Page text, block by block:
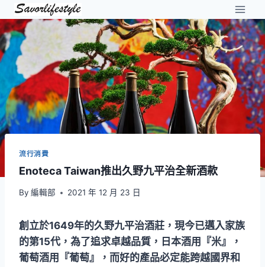
Skip
to
content
流行消費
Enoteca Taiwan推出久野九平治全新酒款
By 編輯部 2021 年 12 月 23 日
創立於1649年的久野九平治酒莊，現今已邁入家族
的第15代，為了追求卓越品質，日本酒用『米』，
葡萄酒用『葡萄』，而好的產品必定能跨越國界和